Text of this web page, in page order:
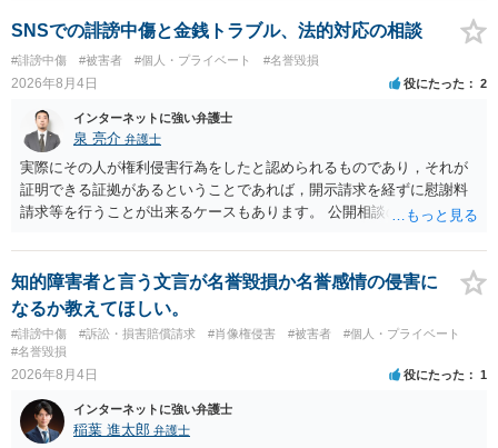
いでしょう。７月中にアカウントが削除されている場合、今から進め
ても失敗する可能性が高いように思われます。 相手を特定できた場
合、相手に全ての弁護士費用を負担させることは可能でしょうか？ →
訴訟外の交渉で相手方が認めれば負担させることができるでしょう。
訴訟で判決となった場合は、実際の弁護士費用が認められる場合と認
められない場合があり何ともいえないところでしょう。
SNSでの誹謗中傷と金銭トラブル、法的対応の相談
#誹謗中傷 #被害者 #個人・プライベート #名誉毀損
2026年8月4日 役にたった 2
インターネットに強い弁護士
泉 亮介 弁護士
実際にその人が権利侵害行為をしたと認められるものであり，それが
証明できる証拠があるということであれば，開示請求を経ずに慰謝料
請求等を行うことが出来るケースもあります。 公開相談の場では回答
に個別に相談されると良いでしょう。
知的障害者と言う文言が名誉毀損か名誉感情の侵害に
なるか教えてほしい。
#誹謗中傷 #訴訟・損害賠償請求 #肖像権侵害 #被害者
#個人・プライベート
#名誉毀損
2026年8月4日 役にたった 1
インターネットに強い弁護士
稲葉 進太郎 弁護士